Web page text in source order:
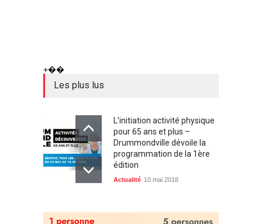
+��
Les plus lus
L'initiation activité physique
pour 65 ans et plus –
Drummondville dévoile la
programmation de la 1ère
édition
Actualité 10 mai 2018